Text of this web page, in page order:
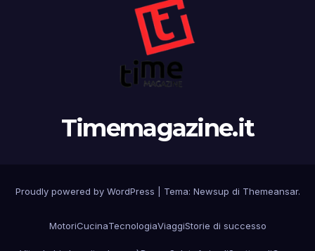
Timemagazine.it
Proudly powered by WordPress Tema: Newsup di Themeansar.
MotoriCucinaTecnologiaViaggiStorie di successo